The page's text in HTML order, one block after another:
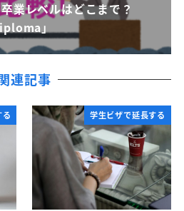
業レベルはどこまで？
」
連記事
学生ビザで延長する